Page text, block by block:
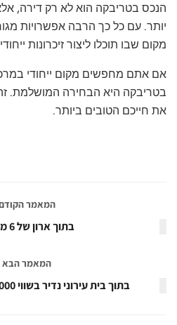
הנכס בטריבקה הוא לא רק דירה,
יותר. עם כל כך הרבה אפשרויות
מקום שבו תוכלו ליצור זיכרונות
אם אתם מחפשים מקום ייחודי
בטריבקה היא הבחירה המושלמת.
את חייכם הטובים ביותר.
המאמר
בתוך ארון של 6 מיליון דולר
המאמר הבא
בתוך בית עירוני נדיר בשווי 18,500,000 דולר במנהטן